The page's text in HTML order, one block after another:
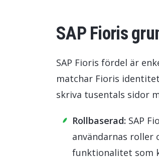
SAP Fioris
SAP Fioris fördel är
matchar Fioris
skriva tusentals sidor
Rollbaserad: SAP
användarnas roller
funktionalitet som